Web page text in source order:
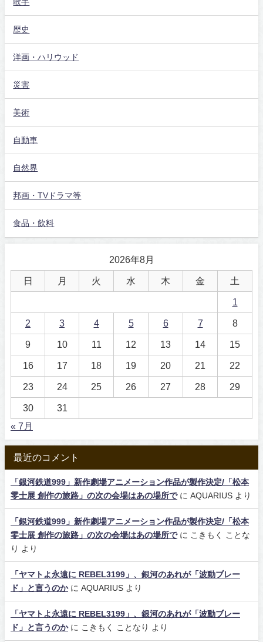
歴史
洋画・ハリウッド
災害
美術
自動車
自然界
邦画・TVドラマ等
食品・飲料
2026年8月
日 月 火 水 木 金 土
1
2 3 4 5 6 7 8
9 10 11 12 13 14 15
16 17 18 19 20 21 22
23 24 25 26 27 28 29
30
31
« 7月
最近のコメント
「銀河鉄道999」新作劇場アニメーション作品が製作決定/「松本
零士展 創作の旅路」の次の会場はあの場所でに AQUARIUS より
「銀河鉄道999」新作劇場アニメーション作品が製作決定/「松本
零士展 創作の旅路」の次の会場はあの場所でに
こきもく ことな
り
より
「ヤマトよ永遠に REBEL3199」、銀河のあれが「波動ブレー
ド」と言うのかに AQUARIUS より
「ヤマトよ永遠に REBEL3199」、銀河のあれが「波動ブレー
ド」と言うのかに こきもく ことなり より